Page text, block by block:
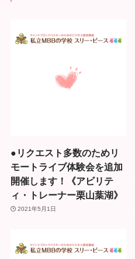
●リクエスト多数のためリ
モートライブ体験会を追加
開催します！《アビリテ
ィ・トレーナー栗山葉湖》
2021年5月1日